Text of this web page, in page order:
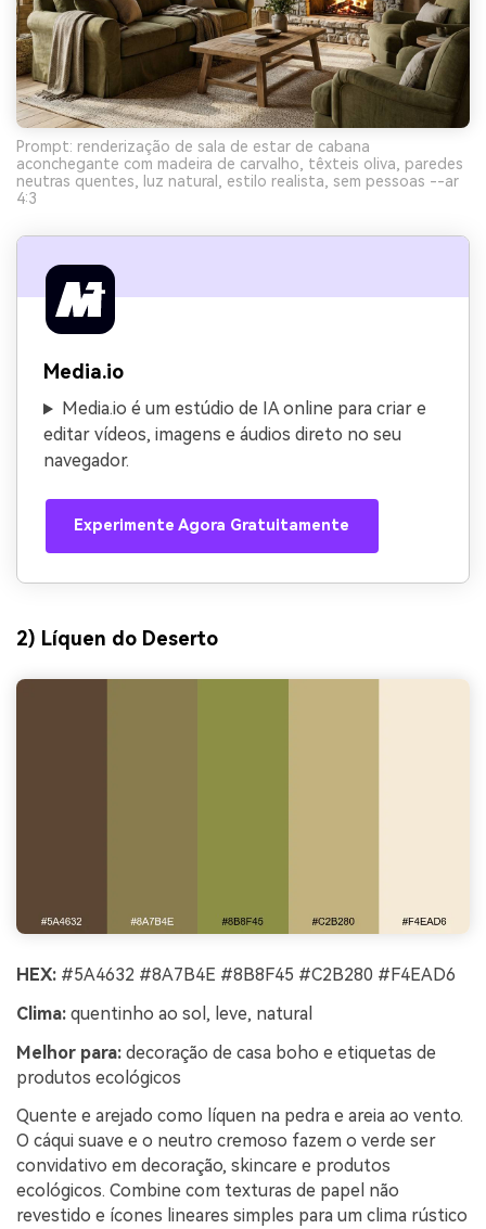
Prompt: renderização de sala de estar de cabana
aconchegante com madeira de carvalho, têxteis oliva, paredes
neutras quentes, luz natural, estilo realista, sem pessoas --ar
4:3
Media.io
Media.io é um estúdio de IA online para criar e
editar vídeos, imagens e áudios direto no seu
navegador.
Experimente Agora Gratuitamente
2) Líquen do Deserto
HEX: #5A4632 #8A7B4E #8B8F45 #C2B280 #F4EAD6
Clima: quentinho ao sol, leve, natural
Melhor para: decoração de casa boho e etiquetas de
produtos ecológicos
Quente e arejado como líquen na pedra e areia ao vento.
O cáqui suave e o neutro cremoso fazem o verde ser
convidativo em decoração, skincare e produtos
ecológicos. Combine com texturas de papel não
revestido e ícones lineares simples para um clima rústico